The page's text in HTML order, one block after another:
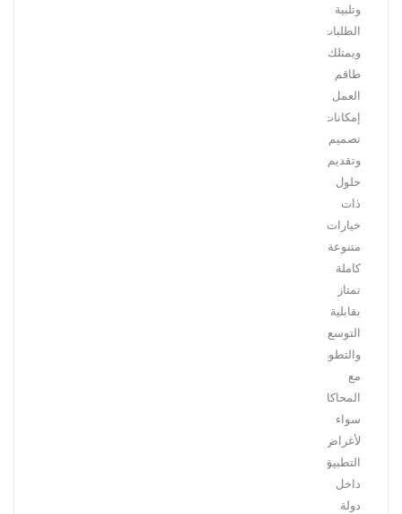
وتلبية
الطلبات.
ويمتلك
طاقم
العمل
إمكانات
تصميم
وتقديم
حلول
ذات
خيارات
متنوعة
كاملة
تمتاز
بقابلية
التوسع
والتطور
مع
المحاكاة،
سواء
لأغراض
التطبيق
داخل
دولة